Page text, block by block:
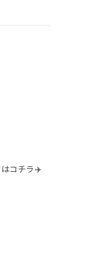
コチラ✈️